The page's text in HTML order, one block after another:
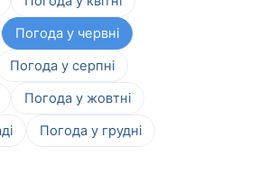
Погода у червні
Погода у серпні
Погода у жовтні
Погода у грудні